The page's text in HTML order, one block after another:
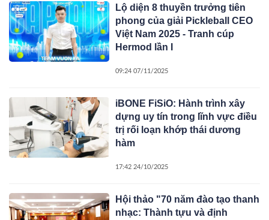
Lộ diện 8 thuyền trưởng tiên
phong của giải Pickleball CEO
Việt Nam 2025 - Tranh cúp
Hermod lần I
09:24 07/11/2025
iBONE FiSiO: Hành trình xây
dựng uy tín trong lĩnh vực điều
trị rối loạn khớp thái dương
hàm
17:42 24/10/2025
Hội thảo "70 năm đào tạo thanh
nhạc: Thành tựu và định